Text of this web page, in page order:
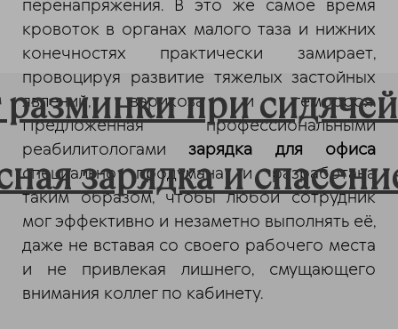
при
зарядка и
перенапряжения. В это же самое время
кровоток в органах малого таза и нижних
конечностях практически замирает,
провоцируя развитие тяжелых застойных
явлений, варикоза и геморроя.
Предложенная профессиональными
реабилитологамизарядка для офиса
специально продумана и разработана
таким образом, чтобы любой сотрудник
мог эффективно и незаметно выполнять её,
даже не вставая со своего рабочего места
и не привлекая лишнего, смущающего
внимания коллег по кабинету.